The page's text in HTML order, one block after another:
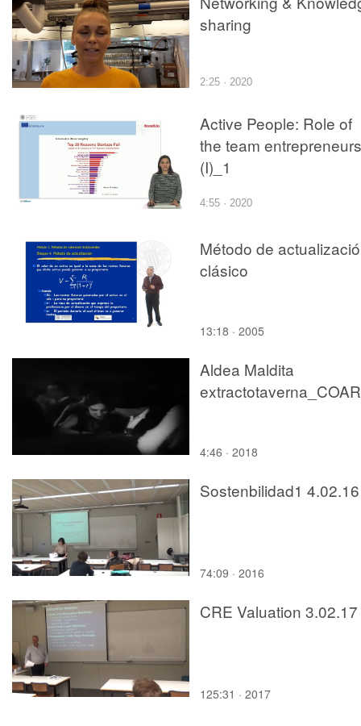
sharing
2:25 · 2020
Active People: Role of
the team entrepreneurs
(I)_1
4:55 · 2020
Método de
clásico
13:18 · 2005
Aldea Maldita
4:46 · 2018
Sostenbilidad1 4.02.16
74:09 · 2016
CRE Valuation 3.02.17
125:31 · 2017